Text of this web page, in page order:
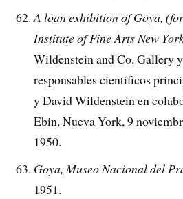
A loan exhibition of Goya,
Institute of Fine Arts New
Wildenstein and Co. Gallery
responsables científicos
y David Wildenstein en
Ebin, Nueva York, 9
1950.
Goya, Museo Nacional del
1951.